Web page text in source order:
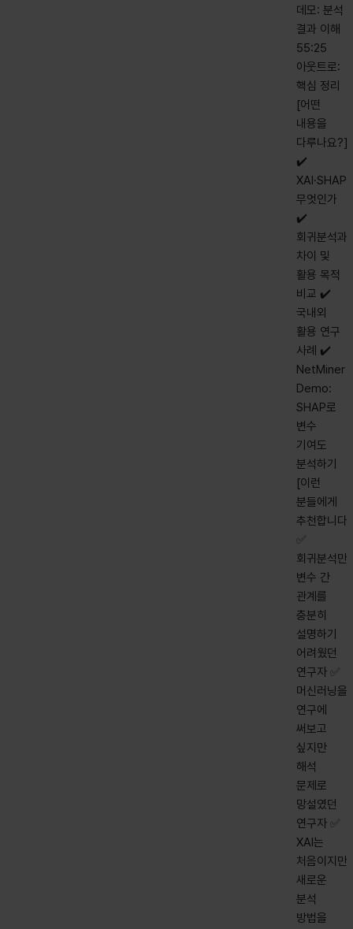
데모: 분석
결과 이해
55:25
아웃트로:
핵심 정리
[어떤
내용을
다루나요?]
✔️
XAI·SHAP
무엇인가
✔️
회귀분석과
차이 및
활용 목적
비교 ✔️
국내외
활용 연구
사례 ✔️
NetMiner
Demo:
SHAP로
변수
기여도
분석하기 ​
[이런
분들에게
추천합니다]
✅
회귀분석만
변수 간
관계를
충분히
설명하기
어려웠던
연구자 ✅
머신러닝을
연구에
써보고
싶지만
해석
문제로
망설였던
연구자 ✅
XAI는
처음이지만
새로운
분석
방법을